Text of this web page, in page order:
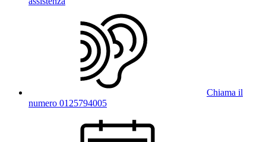
Chiama il
numero 0125794005